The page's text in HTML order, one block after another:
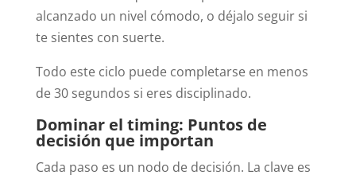
alcanzado un nivel cómodo, o déjalo seguir si
te sientes con suerte.
Todo este ciclo puede completarse en menos
de 30 segundos si eres disciplinado.
Dominar el timing: Puntos de
decisión que importan
Cada paso es un nodo de decisión. La clave es